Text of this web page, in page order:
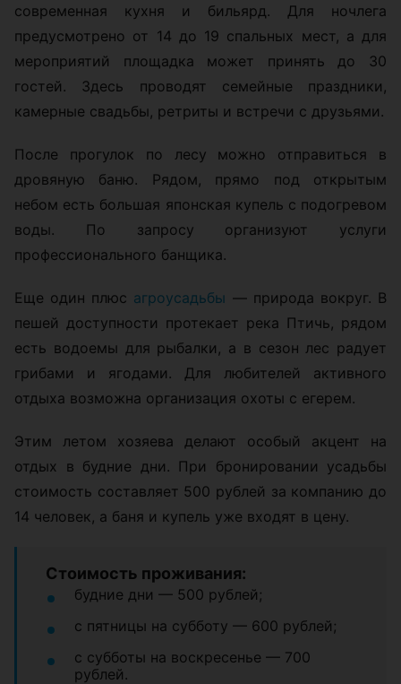
современная кухня и бильярд. Для ночлега
предусмотрено от 14 до 19 спальных мест, а для
мероприятий площадка может принять до 30
гостей. Здесь проводят семейные праздники,
камерные свадьбы, ретриты и встречи с друзьями.
После прогулок по лесу можно отправиться в
дровяную баню. Рядом, прямо под открытым
небом есть большая японская купель с подогревом
воды. По запросу организуют услуги
профессионального банщика.
Еще один плюс агроусадьбы — природа вокруг. В
пешей доступности протекает река Птичь, рядом
есть водоемы для рыбалки, а в сезон лес радует
грибами и ягодами. Для любителей активного
отдыха возможна организация охоты с егерем.
Этим летом хозяева делают особый акцент на
отдых в будние дни. При бронировании усадьбы
стоимость составляет 500 рублей за компанию до
14 человек, а баня и купель уже входят в цену.
Стоимость проживания:
будние дни — 500 рублей;
с пятницы на субботу — 600 рублей;
с субботы на воскресенье — 700
рублей.